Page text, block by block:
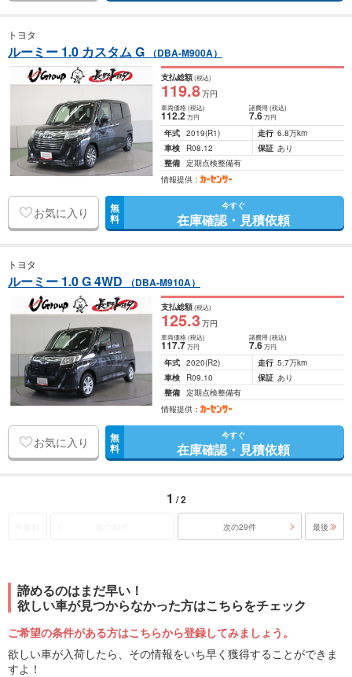
トヨタ
ルーミー 1.0 カスタム G （DBA-M900A）
支払総額(税込)
119.8万円
車両価格(税込)
112.2万円
諸費用 (税込)
7.6 万円
年式 2019(R1) 走行 6.8万km
車検
R08.12 保証 あり
整備 定期点検整備有
情報提供：
お気に入り 無
料
今すぐ
在庫確認・見積依頼
トヨタ
ルーミー 1.0 G 4WD （DBA-M910A）
支払総額(税込)
125.3万円
車両価格(税込)
117.7万円
諸費用 (税込)
7.6 万円
年式 2020(R2) 走行 5.7万km
車検
R09.10 保証 あり
整備 定期点検整備有
情報提供：
お気に入り 無
料
今すぐ
在庫確認・見積依頼
1 / 2
次の29件 最後
諦めるのはまだ早い！
欲しい車が見つからなかった方はこちらをチェック
ご希望の条件がある方はこちらから登録してみましょう。
欲しい車が入荷したら、その情報をいち早く獲得することができま
すよ！